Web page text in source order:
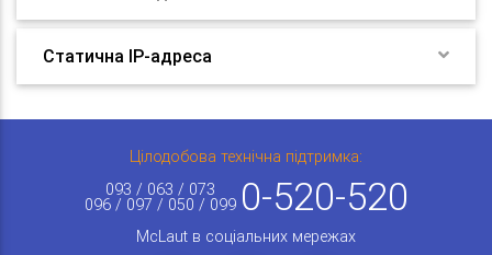
Статична IP-адреса
Цілодобова технічна підтримка:
093 / 063 / 073
096 / 097 / 050 / 099 0-520-520
McLaut в соціальних мережах